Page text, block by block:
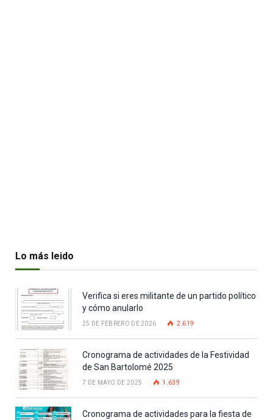
Lo más leido
Verifica si eres militante de un partido político
y cómo anularlo
25 DE FEBRERO DE 2026 2.619
Cronograma de actividades de la Festividad
de San Bartolomé 2025
7 DE MAYO DE 2025 1.639
Cronograma de actividades para la fiesta de